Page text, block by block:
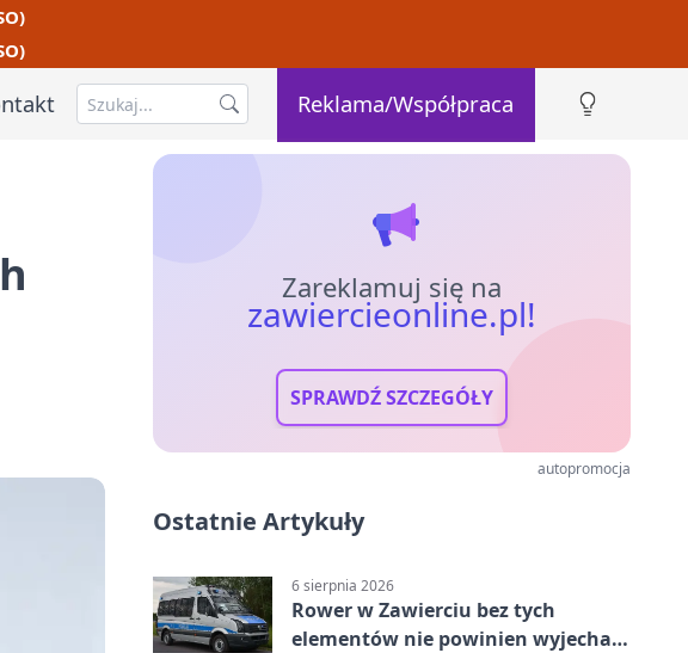
Reklama/Współpraca
Zareklamuj się na
zawiercieonline.pl!
SPRAWDŹ SZCZEGÓŁY
autopromocja
Ostatnie Artykuły
6 sierpnia 2026
Rower w Zawierciu bez tych
elementów nie powinien wyjechać